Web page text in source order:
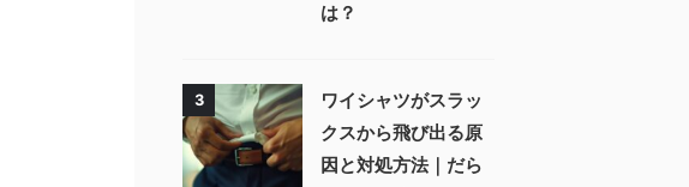
は？
3
ワイシャツがスラッ
クスから飛び出る原
因と対処方法｜だら